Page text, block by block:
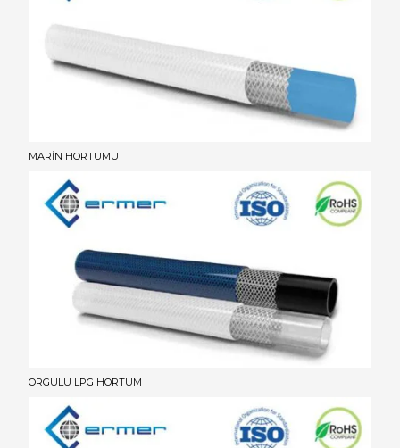
MARİN HORTUMU
ÖRGÜLÜ LPG HORTUM